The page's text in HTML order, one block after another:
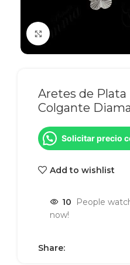
Aretes de Plata
Colgante
Solicitar precio
Add to wishlist
10
People
now!
Share: